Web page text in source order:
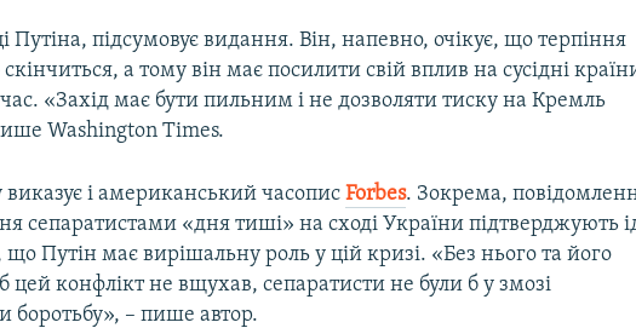
Путіна, підсумовує видання. Він, напевно, очікує, що терпіння
а тому він має посилити свій вплив на сусідні
«Захід має бути пильним і не дозволяти тиску на Кремль
Washington Times.
і американський часописForbes. Зокрема,
сепаратистами «дня тиші» на сході України підтверджують
що Путін має вирішальну роль у цій кризі. «Без нього та його
конфлікт не вщухав, сепаратисти не були б у змозі
боротьбу», – пише автор.